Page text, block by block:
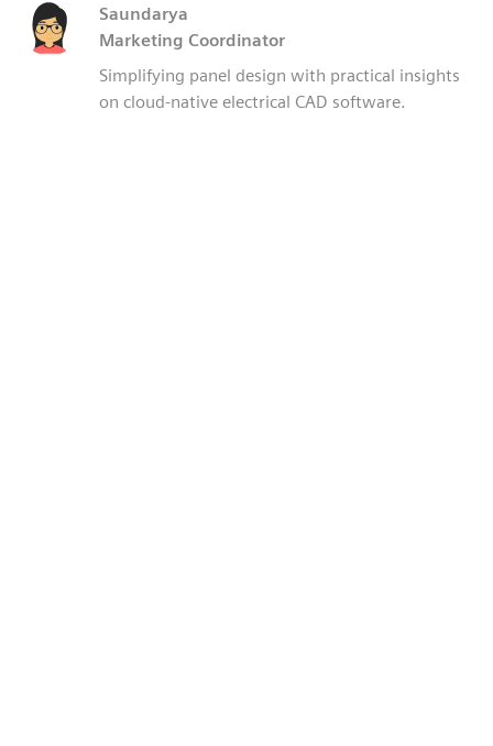
Saundarya
Marketing Coordinator
Simplifying panel design with practical insights
on cloud-native electrical CAD software.